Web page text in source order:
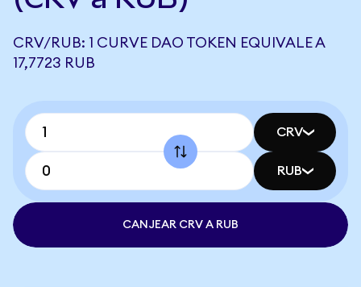
CRV/RUB: 1 CURVE DAO TOKEN EQUIVALE A
17,7723 RUB
CRV
RUB
CANJEAR CRV A RUB